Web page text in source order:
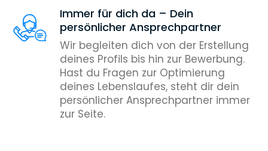
Immer für dich da – Dein
persönlicher Ansprechpartner
Wir begleiten dich von der Erstellung
deines Profils bis hin zur Bewerbung.
Hast du Fragen zur Optimierung
deines Lebenslaufes, steht dir dein
persönlicher Ansprechpartner immer
zur Seite.